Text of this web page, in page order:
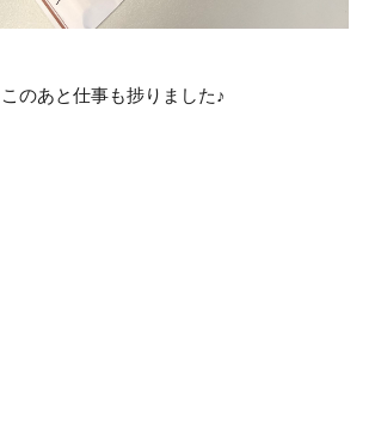
のあと仕事も捗りました♪